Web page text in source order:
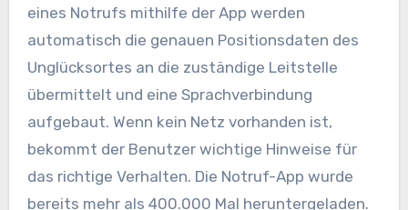
eines Notrufs mithilfe der App werden
automatisch die genauen Positionsdaten des
Unglücksortes an die zuständige Leitstelle
übermittelt und eine Sprachverbindung
aufgebaut. Wenn kein Netz vorhanden ist,
bekommt der Benutzer wichtige Hinweise für
das richtige Verhalten. Die Notruf-App wurde
bereits mehr als 400.000 Mal heruntergeladen.